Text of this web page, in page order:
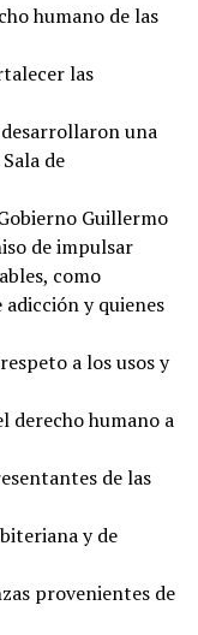
humano de las
las
una
de
Guillermo
de impulsar
como
y quienes
a los usos y
derecho humano a
de las
y de
provenientes de